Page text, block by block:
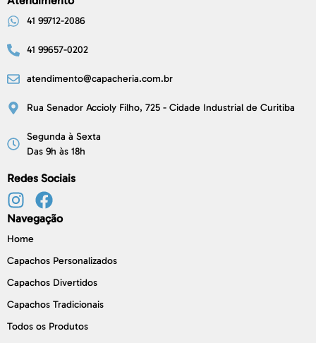
41 99712-2086
41 99657-0202
atendimento@capacheria.com.br
Rua Senador Accioly Filho, 725 - Cidade Industrial de Curitiba
Segunda à Sexta
Das 9h às 18h
Redes Sociais
Navegação
Home
Capachos Personalizados
Capachos Divertidos
Capachos Tradicionais
Todos os Produtos